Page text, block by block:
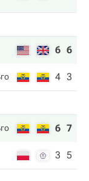
6 6
4 3
6 7
3 5